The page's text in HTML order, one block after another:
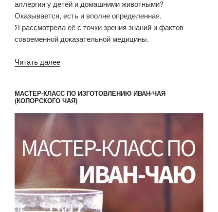
аллергии у детей и домашними животными?
Оказывается, есть и вполне определенная.
Я рассмотрела её с точки зрения знаний и фактов
современной доказательной медицины.
Читать далее«Домашние
аллергии
у детей»
МАСТЕР-КЛАСС ПО ИЗГОТОВЛЕНИЮ ИВАН-ЧАЯ
(КОПОРСКОГО ЧАЯ)